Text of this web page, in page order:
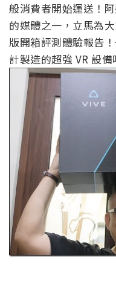
般消費者開始運送！
的媒體之一，立馬為
版開箱評測體驗報告
計製造的超強 VR 設備